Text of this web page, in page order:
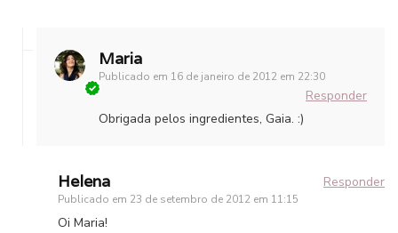
Maria
Publicado em 16 de janeiro de 2012 em 22:30
Responder
Obrigada pelos ingredientes, Gaia. :)
Helena
Publicado em 23 de setembro de 2012 em 11:15
Responder
Oi Maria!